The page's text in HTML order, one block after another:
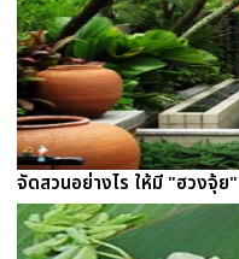
จัดสวนอย่างไร ให้มี "ฮวงจุ้ย